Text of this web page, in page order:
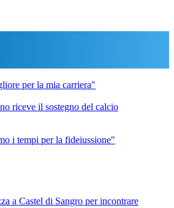
per la mia carriera"
riceve il sostegno del calcio
i tempi per la fideiussione"
a Castel di Sangro per incontrare